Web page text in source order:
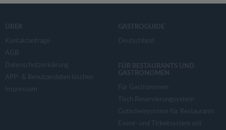
ÜBER
Kontaktanfrage
AGB
Datenschutzerklärung
APP- & Benutzerdaten löschen
Impressum
GASTROGUIDE
Deutschland
FÜR RESTAURANTS UND
GASTRONOMEN
Für Gastronomen
Tisch Reservierungsystem
Gutscheinsystem für Restaurants
Event- und Ticketsystem mit